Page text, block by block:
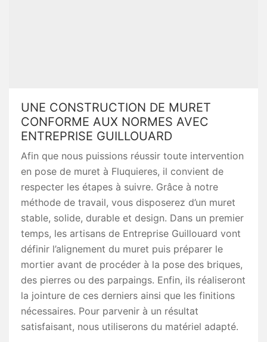
UNE CONSTRUCTION DE MURET
CONFORME AUX NORMES AVEC
ENTREPRISE GUILLOUARD
Afin que nous puissions réussir toute intervention
en pose de muret à Fluquieres, il convient de
respecter les étapes à suivre. Grâce à notre
méthode de travail, vous disposerez d’un muret
stable, solide, durable et design. Dans un premier
temps, les artisans de Entreprise Guillouard vont
définir l’alignement du muret puis préparer le
mortier avant de procéder à la pose des briques,
des pierres ou des parpaings. Enfin, ils réaliseront
la jointure de ces derniers ainsi que les finitions
nécessaires. Pour parvenir à un résultat
satisfaisant, nous utiliserons du matériel adapté.